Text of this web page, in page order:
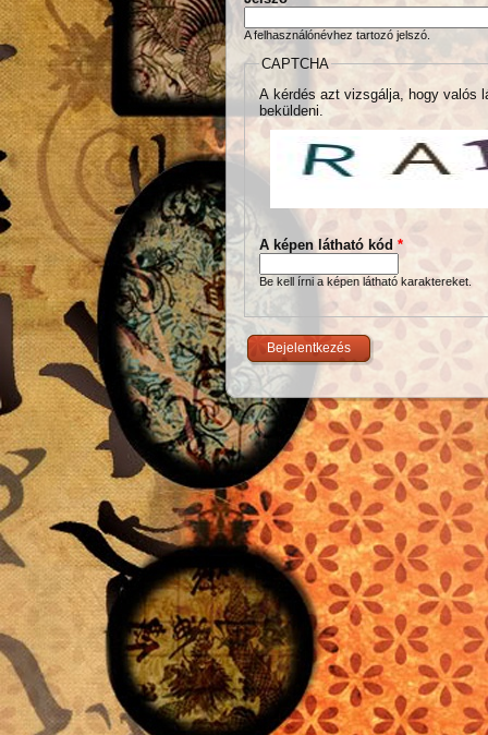
A felhasználónévhez tartozó jelszó.
CAPTCHA
A kérdés azt vizsgálja, hogy valós
beküldeni.
A képen látható kód *
Be kell írni a képen látható karaktereket.